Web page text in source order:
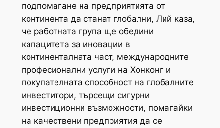
подпомагане на предприятията от
континента да станат глобални, Лий каза,
че работната група ще обедини
капацитета за иновации в
континенталната част, международните
професионални услуги на Хонконг и
покупателната способност на глобалните
инвеститори, търсещи сигурни
инвестиционни възможности, помагайки
на качествени предприятия да се